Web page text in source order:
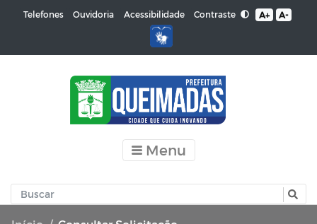
Telefones Ouvidoria Acessibilidade Contraste A+ A-
Menu